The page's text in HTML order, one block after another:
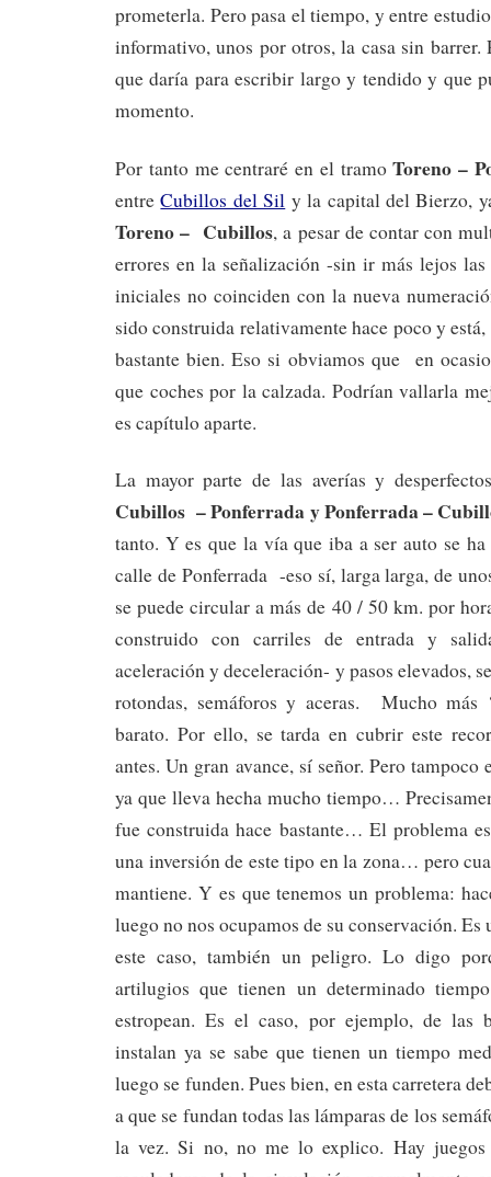
prometerla. Pero pasa el tiempo, y entre
informativo, unos por otros, la casa sin barrer.
que daría para escribir largo y tendido y que
momento.
Por tanto me centraré en el tramoToreno –
entreCubillos del Sil y la capital del Bierzo,
Toreno – Cubillos, a pesar de contar con
errores en la señalización -sin ir más lejos las
iniciales no coinciden con la nueva
sido construida relativamente hace poco y
bastante bien. Eso si obviamos que en
que coches por la calzada. Podrían vallarla
es capítulo aparte.
La mayor parte de las averías y
Cubillos – Ponferrada y Ponferrada –
tanto. Y es que la vía que iba a ser auto se ha
calle de Ponferrada -eso sí, larga larga, de
se puede circular a más de 40 / 50 km. por
construido con carriles de entrada y
aceleración y deceleración- y pasos elevados,
rotondas, semáforos y aceras. Mucho más
barato. Por ello, se tarda en cubrir este
antes. Un gran avance, sí señor. Pero tampoco
ya que lleva hecha mucho tiempo…
fue construida hace bastante… El problema
una inversión de este tipo en la zona… pero
mantiene. Y es que tenemos un problema:
luego no nos ocupamos de su conservación. Es
este caso, también un peligro. Lo digo
artilugios que tienen un determinado
estropean. Es el caso, por ejemplo, de las
instalan ya se sabe que tienen un tiempo
luego se funden. Pues bien, en esta carretera
a que se fundan todas las lámparas de los
la vez. Si no, no me lo explico. Hay juegos